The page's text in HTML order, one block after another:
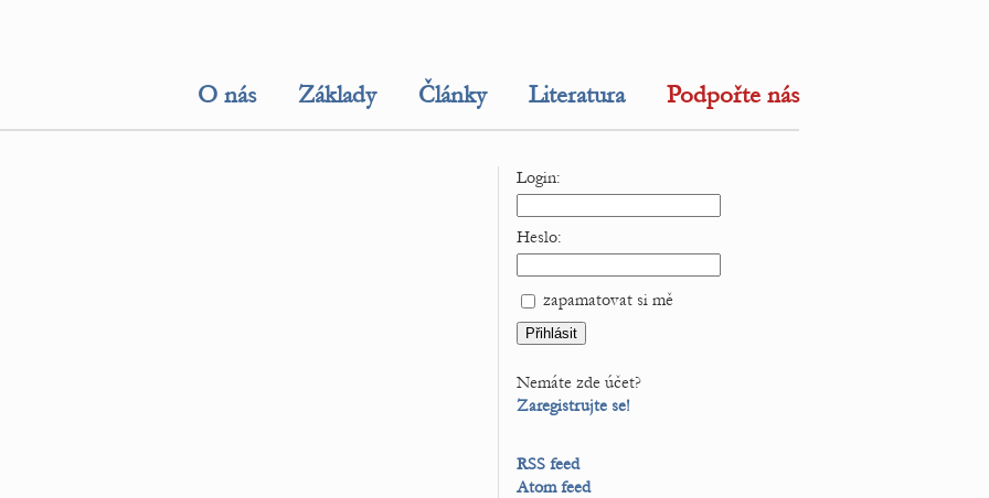
O nás Základy Články Literatura Podpořte nás
Login:
Heslo:
zapamatovat si mě
Nemáte zde účet?
Zaregistrujte se!
RSS feed
Atom feed